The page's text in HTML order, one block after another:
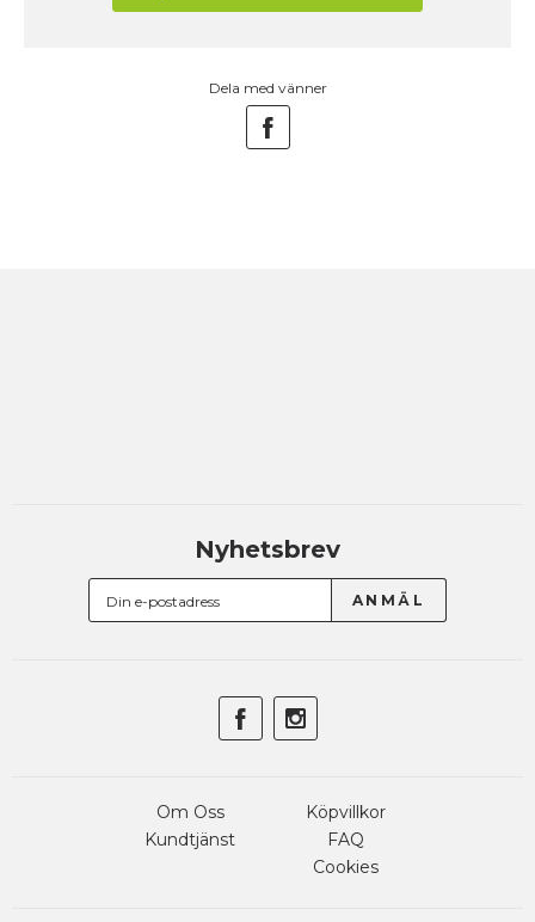
Dela med vänner
Nyhetsbrev
Om Oss
Kundtjänst
Köpvillkor
FAQ
Cookies